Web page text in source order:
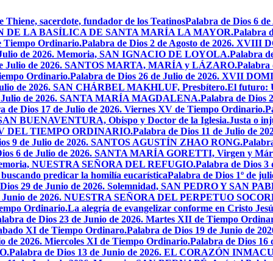
Thiene, sacerdote, fundador de los TeatinosPalabra de Dios 6
DE LA BASÍLICA DE SANTA MARÍA LA MAYOR.Palabra
Tiempo Ordinario.Palabra de Dios 2 de Agosto de 2026.
de 2026. Memoria, SAN IGNACIO DE LOYOLA.Palabra
Julio de 2026. SANTOS MARTA, MARÍA y LÁZARO.Palabra
Ordinario.Palabra de Dios 26 de Julio de 2026. XVII
de 2026. SAN CHÁRBEL MAKHLUF, Presbítero.El futuro:
Julio de 2026. SANTA MARÍA MAGDALENA.Palabra de Dios
de Dios 17 de Julio de 2026. Viernes XV de Tiempo Ordinario.
BUENAVENTURA, Obispo y Doctor de la Iglesia.Justa o
DEL TIEMPO ORDINARIO.Palabra de Dios 11 de Julio de
9 de Julio de 2026. SANTOS AGUSTÍN ZHAO RONG.
6 de Julio de 2026. SANTA MARÍA GORETTI, Virgen y
NUESTRA SEÑORA DEL REFUGIO.Palabra de Dios 3
predicar la homilía eucarísticaPalabra de Dios 1º de
29 de Junio de 2026. Solemnidad, SAN PEDRO Y SAN
Junio de 2026. NUESTRA SEÑORA DEL PERPETUO
Ordinario.La alegría de evangelizar conforme en Cristo
de Dios 23 de Junio de 2026. Martes XII de Tiempo
XI de Tiempo Ordinaro.Palabra de Dios 19 de Junio de
de 2026. Miercoles XI de Tiempo Ordinario.Palabra de Dios 16
Palabra de Dios 13 de Junio de 2026. EL CORAZÓN